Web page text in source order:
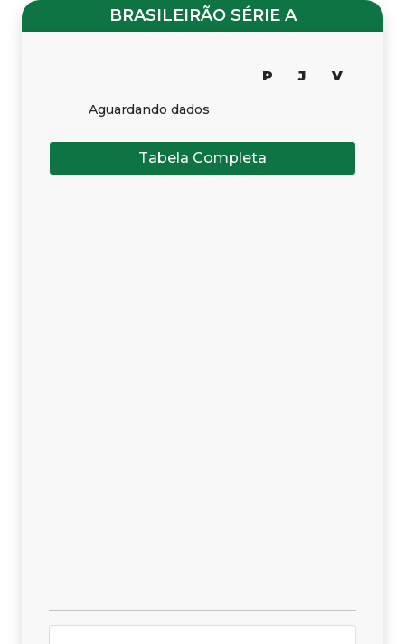
BRASILEIRÃO SÉRIE A
P J V
Aguardando dados
Tabela Completa